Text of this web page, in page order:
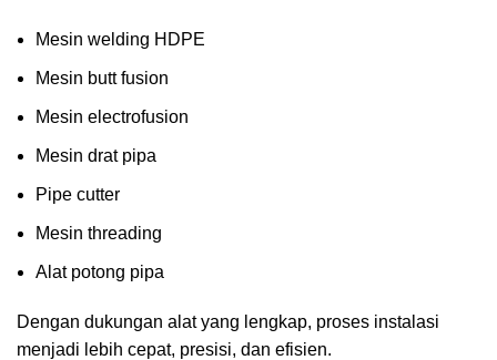
Mesin welding HDPE
Mesin butt fusion
Mesin electrofusion
Mesin drat pipa
Pipe cutter
Mesin threading
Alat potong pipa
Dengan dukungan alat yang lengkap, proses instalasi
menjadi lebih cepat, presisi, dan efisien.